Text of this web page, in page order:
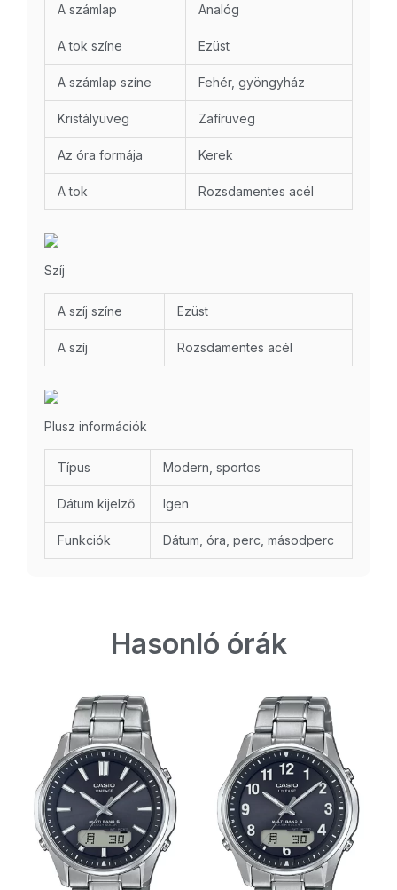
A számlap Analóg
A tok színe Ezüst
A számlap színe Fehér, gyöngyház
Kristályüveg Zafírüveg
Az óra formája Kerek
A tok Rozsdamentes acél
Szíj
A szíj színe Ezüst
A szíj Rozsdamentes acél
Plusz információk
Típus Modern, sportos
Dátum kijelző Igen
Funkciók Dátum, óra, perc, másodperc
Hasonló órák